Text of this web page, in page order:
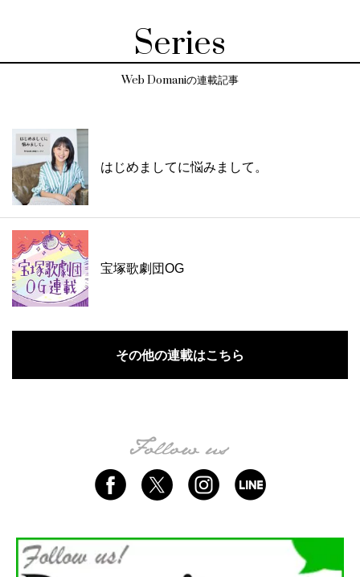
Series
Web Domaniの連載記事
はじめましてに悩みまして。
宝塚歌劇団OG
その他の連載はこちら